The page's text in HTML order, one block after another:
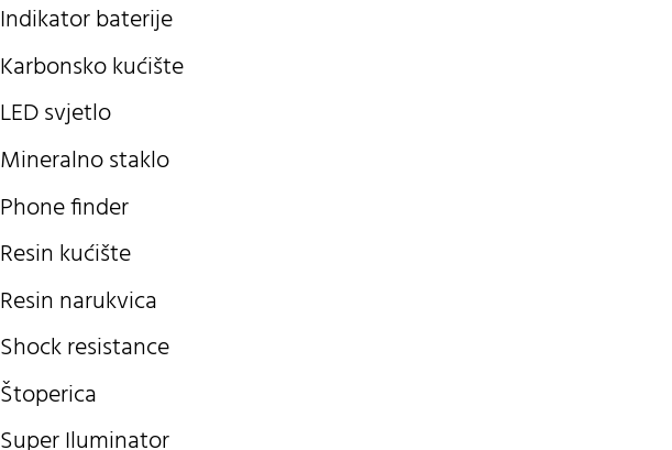
Indikator baterije
Karbonsko kućište
LED svjetlo
Mineralno staklo
Phone finder
Resin kućište
Resin narukvica
Shock resistance
Štoperica
Super Iluminator